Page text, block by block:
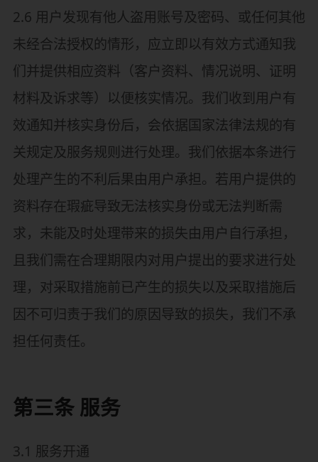
2.6 用户发现有他人盗用账号及密码、或任何其他
未经合法授权的情形，应立即以有效方式通知我
们并提供相应资料（客户资料、情况说明、证明
材料及诉求等）以便核实情况。我们收到用户有
效通知并核实身份后，会依据国家法律法规的有
关规定及服务规则进行处理。我们依据本条进行
处理产生的不利后果由用户承担。若用户提供的
资料存在瑕疵导致无法核实身份或无法判断需
求，未能及时处理带来的损失由用户自行承担，
且我们需在合理期限内对用户提出的要求进行处
理，对采取措施前已产生的损失以及采取措施后
因不可归责于我们的原因导致的损失，我们不承
担任何责任。
第三条 服务
3.1 服务开通